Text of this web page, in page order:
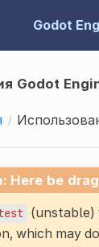
Godot
Godot
Here be
(unstable)
which may